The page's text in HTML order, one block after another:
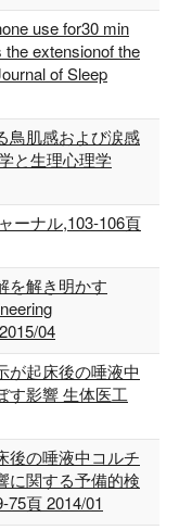
use for30 min
extensionof the
of Sleep
鳥肌感および涙感
と生理心理学
ーナル,103-106頁
を解き明かす
04
が起床後の唾液中
す影響 生体医工
後の唾液中コルチ
に関する予備的検
頁 2014/01